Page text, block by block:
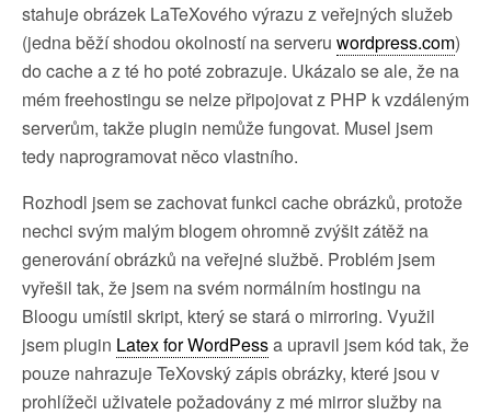
stahuje obrázek LaTeXového výrazu z veřejných služeb
(jedna běží shodou okolností na serveru wordpress.com)
do cache a z té ho poté zobrazuje. Ukázalo se ale, že na
mém freehostingu se nelze připojovat z PHP k vzdáleným
serverům, takže plugin nemůže fungovat. Musel jsem
tedy naprogramovat něco vlastního.
Rozhodl jsem se zachovat funkci cache obrázků, protože
nechci svým malým blogem ohromně zvýšit zátěž na
generování obrázků na veřejné službě. Problém jsem
vyřešil tak, že jsem na svém normálním hostingu na
Bloogu umístil skript, který se stará o mirroring. Využil
jsem plugin Latex for WordPessa upravil jsem kód tak, že
pouze nahrazuje TeXovský zápis obrázky, které jsou v
prohlížeči uživatele požadovány z mé mirror služby na